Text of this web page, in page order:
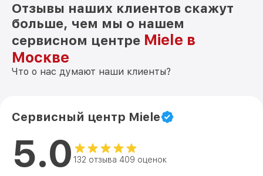
Отзывы наших клиентов скажут
больше, чем мы о нашем
сервисном центре Miele в
Москве
Что о нас думают наши клиенты?
Сервисный центр Miele
5.0 132 отзыва 409 оценок